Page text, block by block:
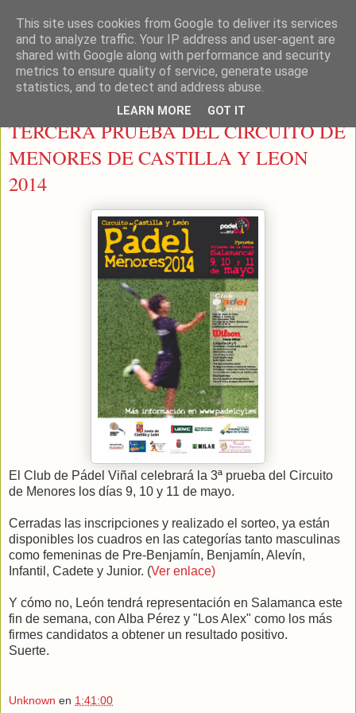
LEON PADEL
viernes, 9 de mayo de 2014
TERCERA PRUEBA DEL CIRCUITO DE
MENORES DE CASTILLA Y LEON
2014
El Club de Pádel Viñal celebrará la 3ª prueba del Circuito
de Menores los días 9, 10 y 11 de mayo.
Cerradas las inscripciones y realizado el sorteo, ya están
disponibles los cuadros en las categorías tanto masculinas
como femeninas de Pre-Benjamín, Benjamín, Alevín,
Infantil, Cadete y Junior. (Ver enlace)
Y cómo no, León tendrá representación en Salamanca este
fin de semana, con Alba Pérez y "Los Alex" como los más
firmes candidatos a obtener un resultado positivo.
Suerte.
Unknown en 1:41:00
This site uses cookies from Google to deliver its services
and to analyze traffic. Your IP address and user-agent are
shared with Google along with performance and security
metrics to ensure quality of service, generate usage
statistics, and to detect and address abuse.
LEARN MORE GOT IT